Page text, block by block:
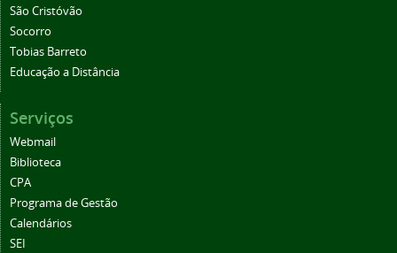
São Cristóvão
Socorro
Tobias Barreto
Educação a Distância
Serviços
Webmail
Biblioteca
CPA
Programa de Gestão
Calendários
SEI